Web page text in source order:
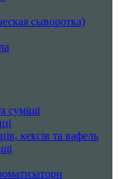
сыворотка)
суміші
кексів та вафель